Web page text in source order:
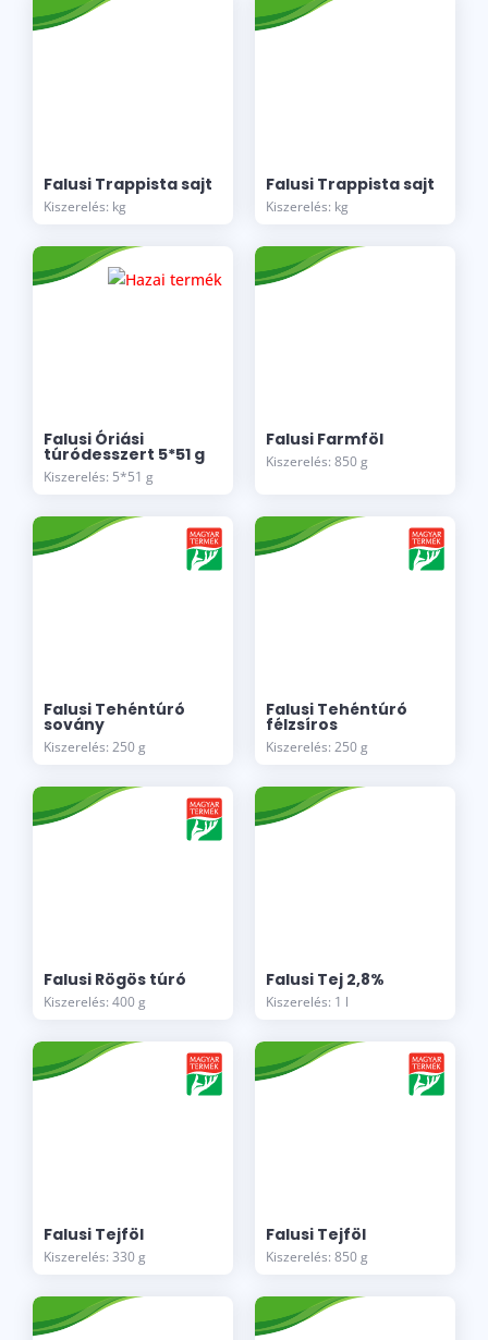
Falusi Trappista sajt
Kiszerelés: kg
Falusi Trappista sajt
Kiszerelés: kg
Falusi Óriási
túródesszert 5*51 g
Kiszerelés: 5*51 g
Falusi Farmföl
Kiszerelés: 850 g
Falusi Tehéntúró
sovány
Kiszerelés: 250 g
Falusi Tehéntúró
félzsíros
Kiszerelés: 250 g
Falusi Rögös túró
Kiszerelés: 400 g
Falusi Tej 2,8%
Kiszerelés: 1 l
Falusi Tejföl
Kiszerelés: 330 g
Falusi Tejföl
Kiszerelés: 850 g